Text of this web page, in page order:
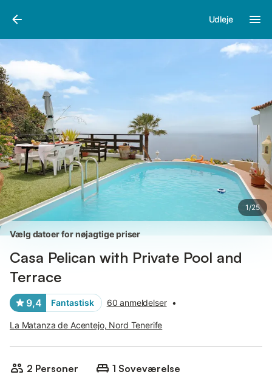
Udleje
1/25
Billeder
Vælg datoer for nøjagtige priser
Casa Pelican with Private Pool and
Terrace
9,4 Fantastisk 60 anmeldelser •
La Matanza de Acentejo, Nord Tenerife
2 Personer
1 Soveværelse